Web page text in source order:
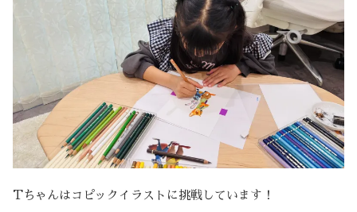
Tちゃんはコピックイラストに挑戦しています！